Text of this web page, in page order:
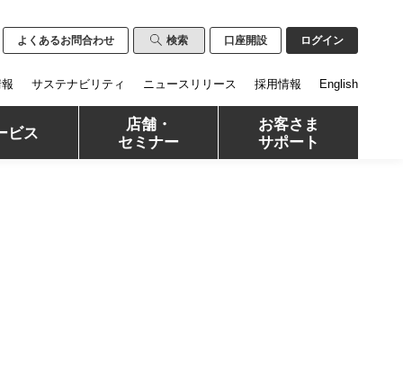
よくあるお問合わせ 検索 口座開設 ログイン
ビス
店舗・
セミナー
お客さま
サポート
サステナビリティ ニュースリリース 採用情報 English